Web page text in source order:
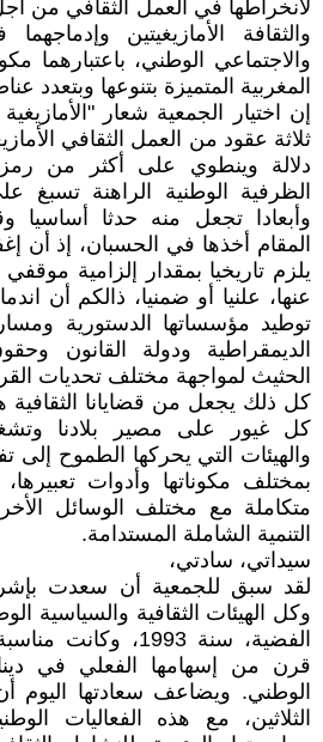
لانخراطها في العمل الثقافي من
والثقافة الأمازيغيتين
والاجتماعي الوطني، باعتبارهما
المغربية المتميزة بتنوعها وبتعدد
إن اختيار الجمعية شعار
ثلاثة عقود من العمل الثقافي
دلالة وينطوي على أكثر من
الظرفية الوطنية الراهنة
وأبعادا تجعل منه حدثا
المقام أخذها في الحسبان، إذ أن
يلزم تاريخيا بمقدار إلزامية موقفي
عنها، علنيا أو ضمنيا، ذالكم أن
توطيد مؤسساتها الدستورية
الديمقراطية ودولة القانون
الحثيث لمواجهة مختلف تحديات
كل ذلك يجعل من قضايانا
كل غيور على مصير بلادنا
والهيئات التي يحركها الطموح إلى
بمختلف مكوناتها وأدوات
متكاملة مع مختلف الوسائل
التنمية الشاملة المستدامة.
سيداتي، سادتي،
لقد سبق للجمعية أن سعدت
وكل الهيئات الثقافية والسياسية
الفضية، سنة 1993،
قرن من إسهامها الفعلي في
الوطني. ويضاعف سعادتها اليوم
الثلاثين، مع هذه الفعاليات